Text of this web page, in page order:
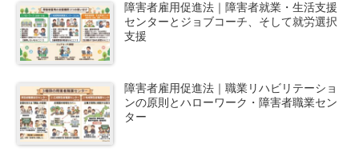
障害者雇用促進法｜障害者就業・生活支援
センターとジョブコーチ、そして就労選択
支援
障害者雇用促進法｜職業リハビリテーショ
ンの原則とハローワーク・障害者職業セン
ター